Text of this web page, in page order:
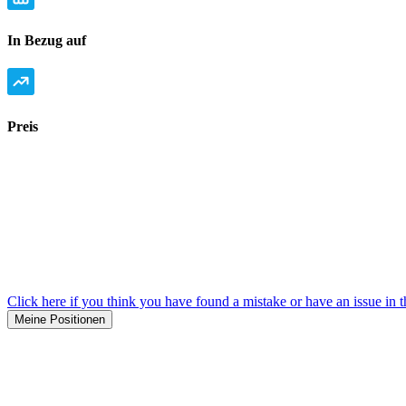
In Bezug auf
Preis
Click here if you think you have found a mistake or have an issue in
Meine Positionen